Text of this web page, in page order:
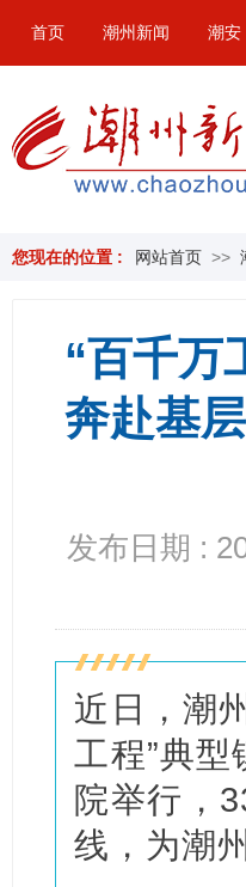
首页 潮州新闻 潮安
您现在的位置 : 网站首页 >>
“百千万
奔赴基
发布日期 :
近日，潮
工程”典
院举行，
线，为潮